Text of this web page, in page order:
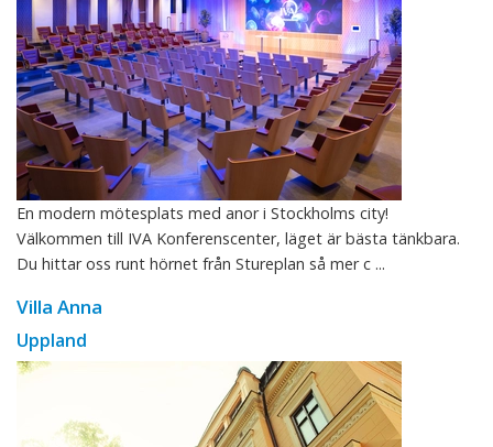
En modern mötesplats med anor i Stockholms city!
Välkommen till IVA Konferenscenter, läget är bästa tänkbara.
Du hittar oss runt hörnet från Stureplan så mer c ...
Villa Anna
Uppland